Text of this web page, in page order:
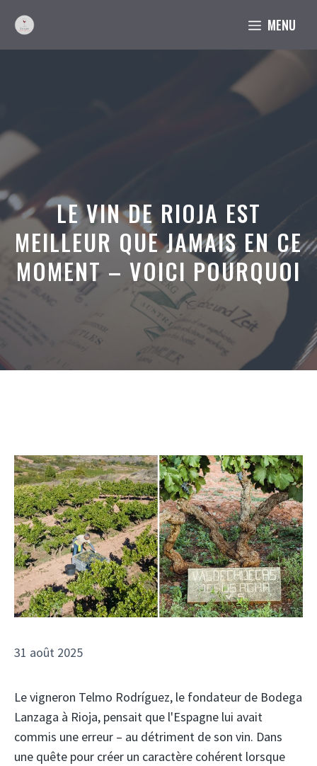
contenu
MENU
LE VIN DE RIOJA EST
MEILLEUR QUE JAMAIS EN CE
MOMENT – VOICI POURQUOI
31 août 2025
Le vigneron Telmo Rodríguez, le fondateur de Bodega
Lanzaga à Rioja, pensait que l'Espagne lui avait
commis une erreur – au détriment de son vin. Dans
une quête pour créer un caractère cohérent lorsque